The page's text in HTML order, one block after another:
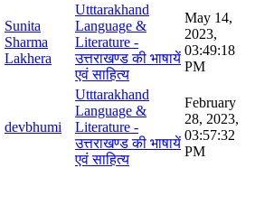
Sunita
Sharma
Lakhera
Utttarakhand
Language &
Literature -
उत्तराखण्ड की भाषायें
एवं साहित्य
May 14,
2023,
03:49:18
PM
devbhumi
Utttarakhand
Language &
Literature -
उत्तराखण्ड की भाषायें
एवं साहित्य
February
28, 2023,
03:57:32
PM